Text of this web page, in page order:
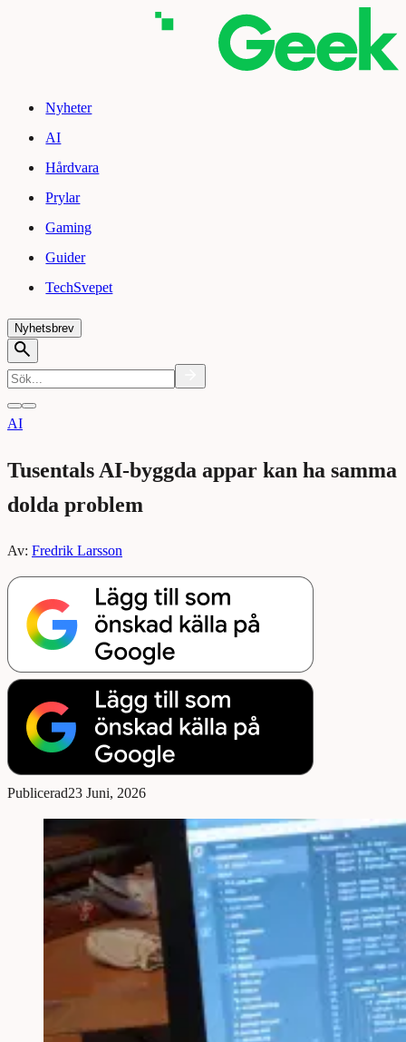
Nyheter
AI
Hårdvara
Prylar
Gaming
Guider
TechSvepet
Nyhetsbrev
AI
Tusentals AI-byggda appar kan ha samma
dolda problem
Av: Fredrik Larsson
Publicerad23 Juni, 2026